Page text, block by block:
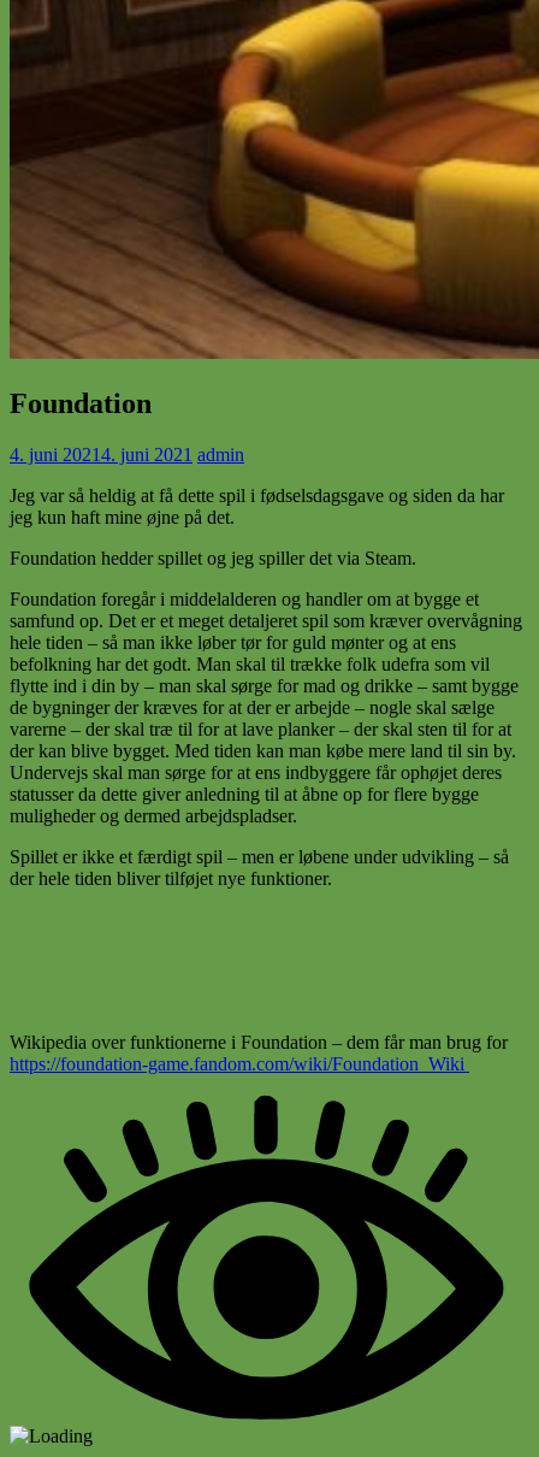
Foundation
4. juni 20214. juni 2021 admin
Jeg var så heldig at få dette spil i fødselsdagsgave og siden da har
jeg kun haft mine øjne på det.
Foundation hedder spillet og jeg spiller det via Steam.
Foundation foregår i middelalderen og handler om at bygge et
samfund op. Det er et meget detaljeret spil som kræver overvågning
hele tiden – så man ikke løber tør for guld mønter og at ens
befolkning har det godt. Man skal til trække folk udefra som vil
flytte ind i din by – man skal sørge for mad og drikke – samt bygge
de bygninger der kræves for at der er arbejde – nogle skal sælge
varerne – der skal træ til for at lave planker – der skal sten til for at
der kan blive bygget. Med tiden kan man købe mere land til sin by.
Undervejs skal man sørge for at ens indbyggere får ophøjet deres
statusser da dette giver anledning til at åbne op for flere bygge
muligheder og dermed arbejdspladser.
Spillet er ikke et færdigt spil – men er løbene under udvikling – så
der hele tiden bliver tilføjet nye funktioner.
Wikipedia over funktionerne i Foundation – dem får man brug for
https://foundation-game.fandom.com/wiki/Foundation_Wiki